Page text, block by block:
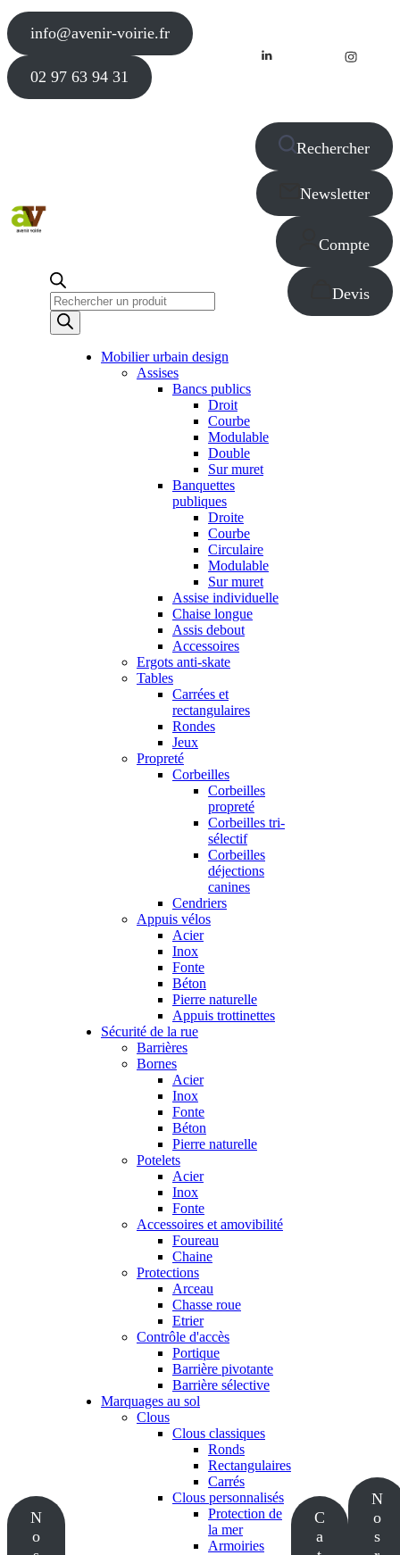
info@avenir-voirie.fr
02 97 63 94 31
Recherche
de
produits
Rechercher
Newsletter
Compte
Devis
N
o
Mobilier urbain design
Assises
Bancs publics
Droit
Courbe
Modulable
Double
Sur muret
Banquettes
publiques
Droite
Courbe
Circulaire
Modulable
Sur muret
Assise individuelle
Chaise longue
Assis debout
Accessoires
Ergots anti-skate
Tables
Carrées et
rectangulaires
Rondes
Jeux
Propreté
Corbeilles
Corbeilles
propreté
Corbeilles tri-
sélectif
Corbeilles
déjections
canines
Cendriers
Appuis vélos
Acier
Inox
Fonte
Béton
Pierre naturelle
Appuis trottinettes
Sécurité de la rue
Barrières
Bornes
Acier
Inox
Fonte
Béton
Pierre naturelle
Potelets
Acier
Inox
Fonte
Accessoires et amovibilité
Foureau
Chaine
Protections
Arceau
Chasse roue
Etrier
Contrôle d'accès
Portique
Barrière pivotante
Barrière sélective
Marquages au sol
Clous
Clous classiques
Ronds
Rectangulaires
Carrés
Clous personnalisés
Protection de
la mer
Armoiries
C
a
N
o
s